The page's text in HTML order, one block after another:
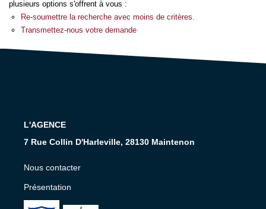
NOTRE AGENCE
Qui Sommes Nous
Nos Services
plusieurs options s'offrent à vous :
Re-soumettre la recherche avec moins de critères.
Transmettez-nous votre demande
L'AGENCE
7 Rue Collin D'Harleville, 28130 Maintenon
Nous contacter
Présentation